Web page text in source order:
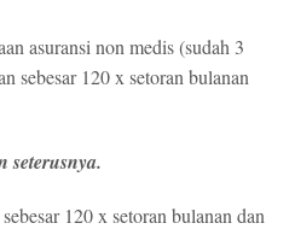
asuransi non medis (sudah 3
sebesar 120 x setoran bulanan
seterusnya.
120 x setoran bulanan dan